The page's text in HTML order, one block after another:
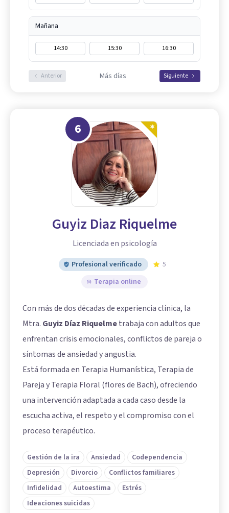
Mañana
14:30 15:30 16:30
Anterior Más días Siguiente
6
Guyiz Diaz Riquelme
Licenciada en psicología
Profesional verificado
5
Terapia online
Con más de dos décadas de experiencia clínica, la
Mtra. Guyiz Díaz Riquelmetrabaja con adultos que
enfrentan crisis emocionales, conflictos de pareja o
síntomas de ansiedad y angustia.
Está formada en Terapia Humanística, Terapia de
Pareja y Terapia Floral (flores de Bach), ofreciendo
una intervención adaptada a cada caso desde la
escucha activa, el respeto y el compromiso con el
proceso terapéutico.
Gestión de la ira Ansiedad
Codependencia
Depresión
Divorcio
Conflictos familiares
Infidelidad
Autoestima
Estrés
Ideaciones suicidas